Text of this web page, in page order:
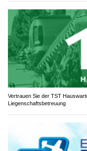
Vertrauen Sie der TST
Liegenschaftsbetreuung